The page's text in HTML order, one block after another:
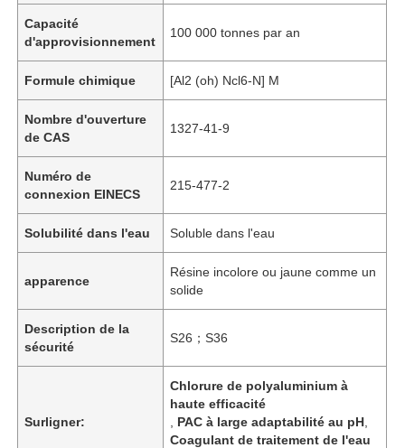
Capacité
d'approvisionnement
100 000 tonnes par an
Formule chimique [Al2 (oh) Ncl6-N] M
Nombre d'ouverture
de CAS
1327-41-9
Numéro de
connexion EINECS
215-477-2
Solubilité dans l'eau Soluble dans l'eau
apparence
Résine incolore ou jaune comme un
solide
Description de la
sécurité
S26；S36
Surligner:
Chlorure de polyaluminium à
haute efficacité
PAC à large adaptabilité au pH
Coagulant de traitement de l'eau